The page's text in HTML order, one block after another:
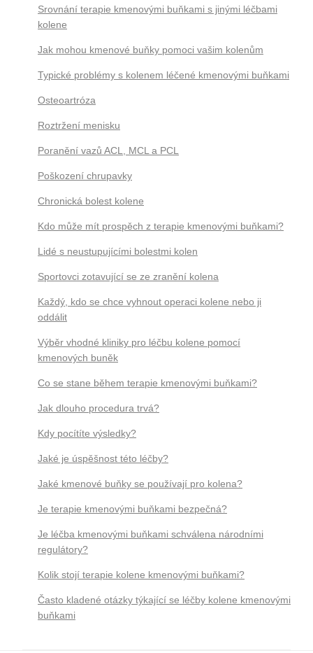
Srovnání terapie kmenovými buňkami s jinými léčbami
kolene
Jak mohou kmenové buňky pomoci vašim kolenům
Typické problémy s kolenem léčené kmenovými buňkami
Osteoartróza
Roztržení menisku
Poranění vazů ACL, MCL a PCL
Poškození chrupavky
Chronická bolest kolene
Kdo může mít prospěch z terapie kmenovými buňkami?
Lidé s neustupujícími bolestmi kolen
Sportovci zotavující se ze zranění kolena
Každý, kdo se chce vyhnout operaci kolene nebo ji
oddálit
Výběr vhodné kliniky pro léčbu kolene pomocí
kmenových buněk
Co se stane během terapie kmenovými buňkami?
Jak dlouho procedura trvá?
Kdy pocítíte výsledky?
Jaké je úspěšnost této léčby?
Jaké kmenové buňky se používají pro kolena?
Je terapie kmenovými buňkami bezpečná?
Je léčba kmenovými buňkami schválena národními
regulátory?
Kolik stojí terapie kolene kmenovými buňkami?
Často kladené otázky týkající se léčby kolene kmenovými
buňkami